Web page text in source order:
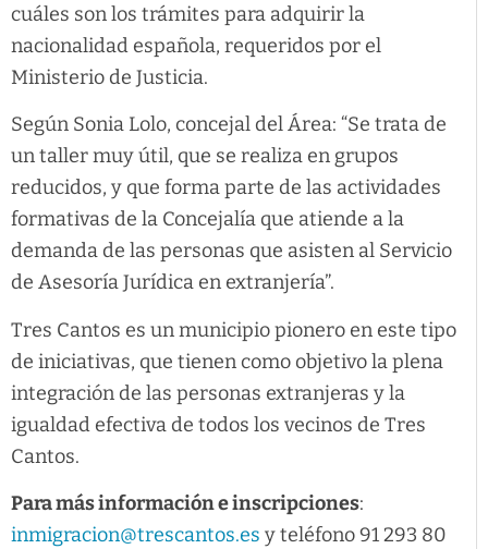
cuáles son los trámites para adquirir la
nacionalidad española, requeridos por el
Ministerio de Justicia.
Según Sonia Lolo, concejal del Área: “Se trata de
un taller muy útil, que se realiza en grupos
reducidos, y que forma parte de las actividades
formativas de la Concejalía que atiende a la
demanda de las personas que asisten al Servicio
de Asesoría Jurídica en extranjería”.
Tres Cantos es un municipio pionero en este tipo
de iniciativas, que tienen como objetivo la plena
integración de las personas extranjeras y la
igualdad efectiva de todos los vecinos de Tres
Cantos.
Para más información e inscripciones:
inmigracion@trescantos.es y teléfono 91 293 80